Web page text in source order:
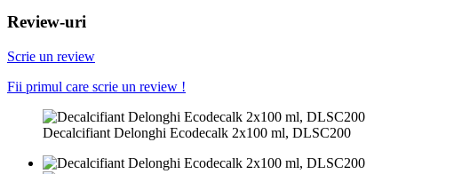
Review-uri
Scrie un review
Fii primul care scrie un review !
Decalcifiant Delonghi Ecodecalk 2x100 ml, DLSC200